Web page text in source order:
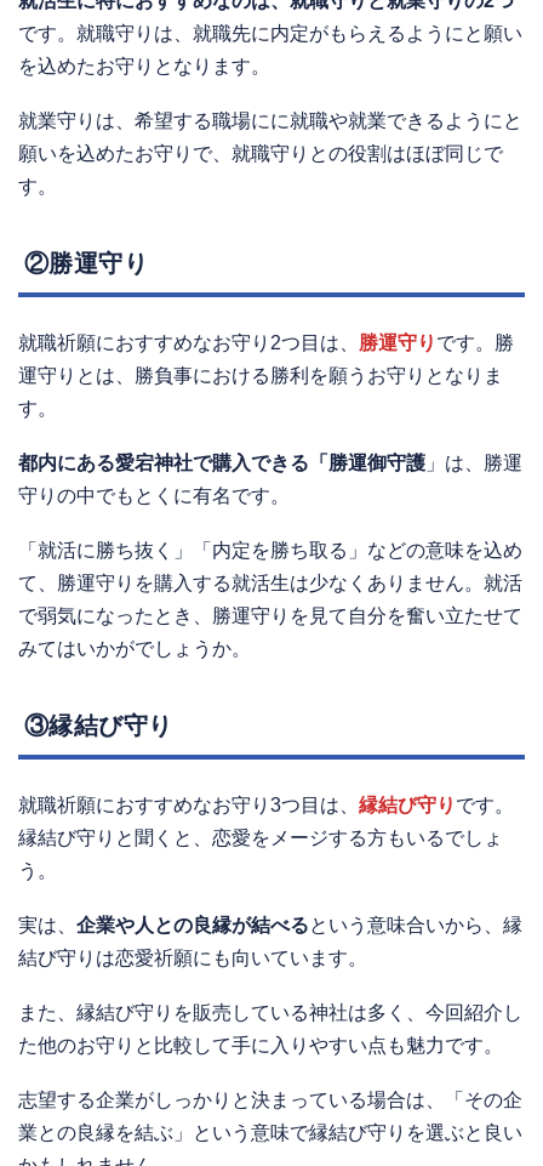
です。就職守りは、就職先に内定がもらえるようにと願い
を込めたお守りとなります。
就業守りは、希望する職場にに就職や就業できるようにと
願いを込めたお守りで、就職守りとの役割はほぼ同じで
す。
②勝運守り
就職祈願におすすめなお守り2つ目は、 勝運守り です。勝
運守りとは、勝負事における勝利を願うお守りとなりま
す。
都内にある愛宕神社で購入できる「勝運御守護 」は、勝運
守りの中でもとくに有名です。
「就活に勝ち抜く」「内定を勝ち取る」などの意味を込め
て、勝運守りを購入する就活生は少なくありません。就活
で弱気になったとき、勝運守りを見て自分を奮い立たせて
みてはいかがでしょうか。
③縁結び守り
就職祈願におすすめなお守り3つ目は、 縁結び守り です。
縁結び守りと聞くと、恋愛をメージする方もいるでしょ
う。
実は、 企業や人との良縁が結べるという意味合いから、縁
結び守りは恋愛祈願にも向いています。
また、縁結び守りを販売している神社は多く、今回紹介し
た他のお守りと比較して手に入りやすい点も魅力です。
志望する企業がしっかりと決まっている場合は、「その企
業との良縁を結ぶ」という意味で縁結び守りを選ぶと良い